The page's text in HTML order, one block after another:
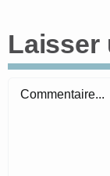
Laisser
Commentaire